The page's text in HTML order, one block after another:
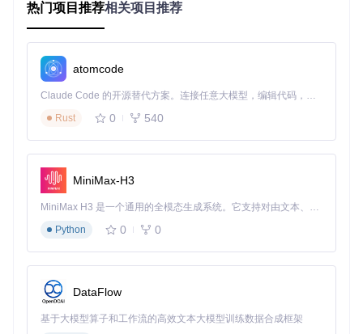
常见误区：未根据负载特性选择合适电机，导致性能过剩或不
足。
模块化扩展接口设计
设备提供丰富的扩展接口，包括：
2路USB 3.0 Type-C接口，支持高速数据传输
实操要点
扩展模块供电电压需匹配主板3.3V/5V输出
常见误区：热插拔扩展模块可能导致主板接口损坏，应在断电
状态下进行连接。
三、实践流程：开源机器人的组装与调试
热门项目推荐相关项目推荐
atomcode
Claude Code 的开源替代方案。连接任意大模型，编辑代码，运行命令，自动验证 — 全自动执行。用 Rust 构建，极致性能。 ｜ An open-source alternative to Claude Code. Connect any LLM, edit code, run commands, and verify changes — autonomously. Built in Rust for speed. Get Started
Rust
0 540
MiniMax-H3
MiniMax H3 是一个通用的全模态生成系统。它支持对由文本、图像、视频和音频组成的多模态上下文进行统一理解，并能生成分辨率高达 2K、时长可达 15 秒的带原生立体声音频的视频。得益于面向任务泛化的系统设计，H3 在预训练阶段就已具备广泛的多模态上下文理解与生成能力，能够出色地执行复杂的多模态指令。
Python
0 0
DataFlow
基于大模型算子和工作流的高效文本大模型训练数据合成框架